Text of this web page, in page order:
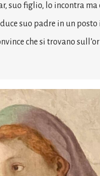
suo figlio, lo incontra ma
suo padre in un posto
che si trovano